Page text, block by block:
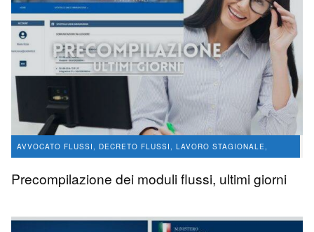
AVVOCATO FLUSSI, DECRETO FLUSSI, LAVORO STAGIONALE,
Precompilazione dei moduli flussi, ultimi giorni